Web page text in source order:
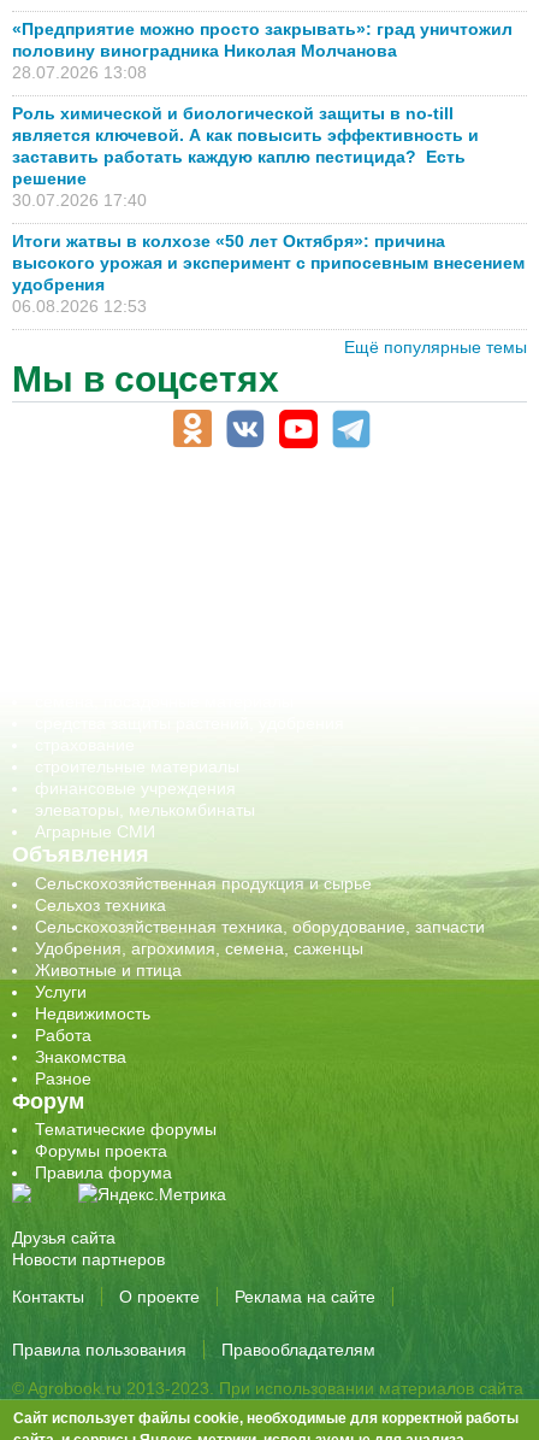
«Предприятие можно просто закрывать»: град уничтожил
половину виноградника Николая Молчанова
28.07.2026 13:08
Роль химической и биологической защиты в no-till
является ключевой. А как повысить эффективность и
заставить работать каждую каплю пестицида? Есть
решение
30.07.2026 17:40
Итоги жатвы в колхозе «50 лет Октября»: причина
высокого урожая и эксперимент с припосевным внесением
удобрения
06.08.2026 12:53
Ещё популярные темы
Мы в соцсетях
строительные материалы
финансовые учреждения
элеваторы, мелькомбинаты
Аграрные СМИ
Объявления
Сельскохозяйственная продукция и сырье
Сельхоз техника
Сельскохозяйственная техника, оборудование, запчасти
Удобрения, агрохимия, семена, саженцы
Животные и птица
Услуги
Недвижимость
Работа
Знакомства
Разное
Форум
Тематические форумы
Форумы проекта
Правила форума
Друзья сайта
Новости партнеров
Контакты
О проекте Реклама на сайте
Правила пользования
Правообладателям
© Agrobook.ru 2013-2023. При использовании материалов сайта
активная ссылка на публикацию обязательна.
Сайт использует файлы cookie, необходимые для корректной работы